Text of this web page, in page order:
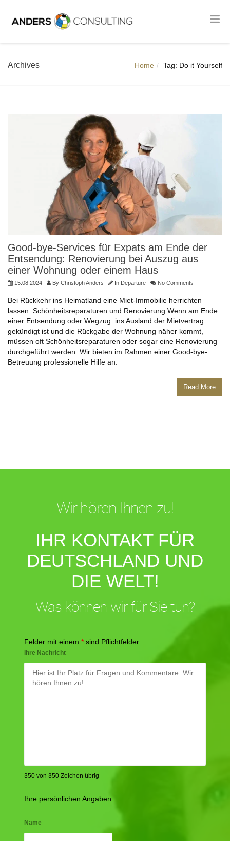
Archives Home Tag: Do it Yourself
Good-bye-Services für Expats am Ende der
Entsendung: Renovierung bei Auszug aus
einer Wohnung oder einem Haus
15.08.2024 By Christoph Anders In Departure No Comments
Bei Rückkehr ins Heimatland eine Miet-Immobilie herrichten
lassen: Schönheitsreparaturen und Renovierung Wenn am Ende
einer Entsendung oder Wegzug ins Ausland der Mietvertrag
gekündigt ist und die Rückgabe der Wohnung näher kommt,
müssen oft Schönheitsreparaturen oder sogar eine Renovierung
durchgeführt werden. Wir bieten im Rahmen einer Good-bye-
Betreuung professionelle Hilfe an.
Read More
Wir hören Ihnen zu!
IHR KONTAKT FÜR
DEUTSCHLAND UND
DIE WELT!
Was können wir für Sie tun?
Felder mit einem * sind Pflichtfelder
Ihre Nachricht
350 von 350 Zeichen übrig
Ihre persönlichen Angaben
Name